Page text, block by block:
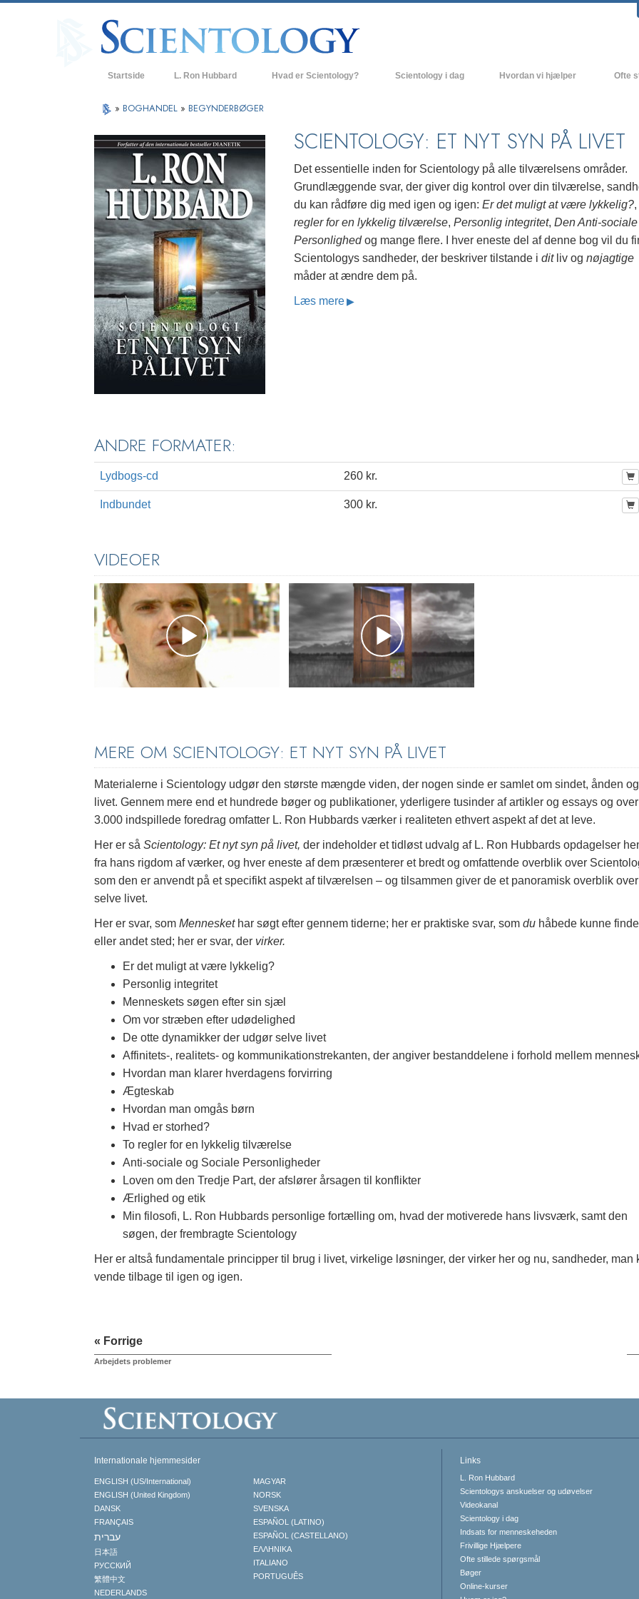
Startside L. Ron Hubbard Hvad er Scientology?
Hvad scientologer siger om Scientology
Mød en scientolog
Indenfor i en Kirke
De grundlæggende principper
i Scientology
En introduktion til Dianetics
Kærlighed og had –
Hvad er storhed?
Scientology i dag
Flag Landbasen
Freewinds
Bringer Scientology ud til hele verden
David Miscavige - Scientology
religionens kirkelige leder
Hvordan vi hjælper Ofte
» BOGHANDEL » BEGYNDERBØGER
SCIENTOLOGY: ET NYT SYN PÅ LIVET
Det essentielle inden for Scientology på alle tilværelsens områder.
Grundlæggende svar, der giver dig kontrol over din tilværelse,
du kan rådføre dig med igen og igen: Er det muligt at være lykkelig?,
regler for en lykkelig tilværelse, Personlig integritet, Den Anti-sociale
Personlighedog mange flere. I hver eneste del af denne bog vil du
Scientologys sandheder, der beskriver tilstande i ditliv og nøjagtige
måder at ændre dem på.
Læs mere
ANDRE FORMATER:
Lydbogs-cd 260 kr.
Indbundet 300 kr.
VIDEOER
MERE OM SCIENTOLOGY: ET NYT SYN PÅ LIVET
Materialerne i Scientology udgør den største mængde viden, der nogen sinde er samlet om sindet, ånden og
livet. Gennem mere end et hundrede bøger og publikationer, yderligere tusinder af artikler og essays og over
3.000 indspillede foredrag omfatter L. Ron Hubbards værker i realiteten ethvert aspekt af det at leve.
Her er så Scientology: Et nyt syn på livet, der indeholder et tidløst udvalg af L. Ron Hubbards opdagelser
fra hans rigdom af værker, og hver eneste af dem præsenterer et bredt og omfattende overblik over
som den er anvendt på et specifikt aspekt af tilværelsen – og tilsammen giver de et panoramisk overblik over
selve livet.
Her er svar, som Menneskethar søgt efter gennem tiderne; her er praktiske svar, som du håbede kunne
eller andet sted; her er svar, der virker.
Er det muligt at være lykkelig?
Personlig integritet
Menneskets søgen efter sin sjæl
Om vor stræben efter udødelighed
De otte dynamikker der udgør selve livet
Affinitets-, realitets- og kommunikationstrekanten, der angiver bestanddelene i forhold mellem
Hvordan man klarer hverdagens forvirring
Ægteskab
Hvordan man omgås børn
Hvad er storhed?
To regler for en lykkelig tilværelse
Anti-sociale og Sociale Personligheder
Loven om den Tredje Part, der afslører årsagen til konflikter
Ærlighed og etik
Min filosofi, L. Ron Hubbards personlige fortælling om, hvad der motiverede hans livsværk, samt den
søgen, der frembragte Scientology
Her er altså fundamentale principper til brug i livet, virkelige løsninger, der virker her og nu, sandheder, man
vende tilbage til igen og igen.
« Forrige
Arbejdets problemer
Internationale hjemmesider
ENGLISH (US/International)
ENGLISH (United Kingdom)
DANSK
FRANÇAIS
עברית
日本語
РУССКИЙ
繁體中文
NEDERLANDS
MAGYAR
NORSK
SVENSKA
ESPAÑOL (LATINO)
ESPAÑOL (CASTELLANO)
ΕΛΛΗΝΙΚA
ITALIANO
PORTUGUÊS
Links
L. Ron Hubbard
Scientologys anskuelser og udøvelser
Videokanal
Scientology i dag
Indsats for menneskeheden
Frivillige Hjælpere
Ofte stillede spørgsmål
Bøger
Online-kurser